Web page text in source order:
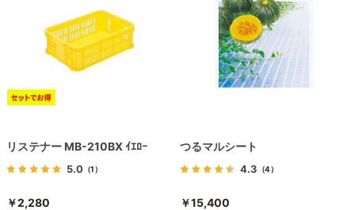
リステナー MB-210BX ｲｴﾛｰ
5.0 （1）
￥2,280
つるマルシート
4.3 （4）
￥15,400